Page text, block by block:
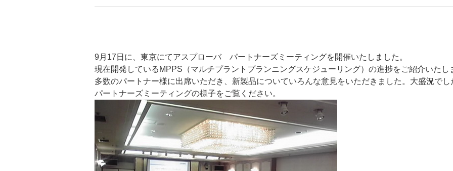
9月17日に、東京にてアスプローバ パートナーズミーティングを開催いたしました。
現在開発しているMPPS（マルチプラントプランニングスケジューリング）の進捗をご紹介いたし
多数のパートナー様に出席いただき、新製品についていろんな意見をいただきました。大盛況でし
パートナーズミーティングの様子をご覧ください。